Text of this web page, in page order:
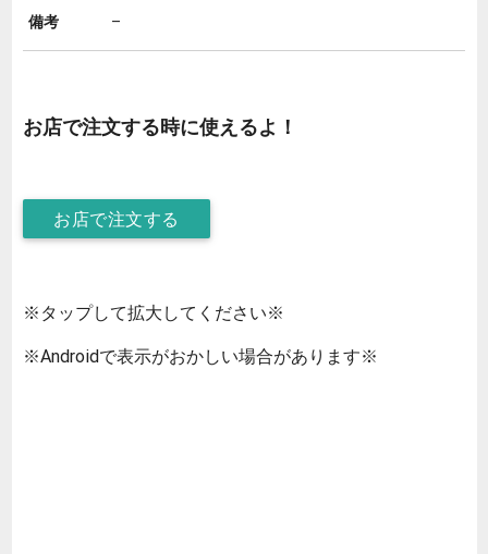
備考 –
お店で注文する時に使えるよ！
お店で注文する
※タップして拡大してください※
※Androidで表示がおかしい場合があります※